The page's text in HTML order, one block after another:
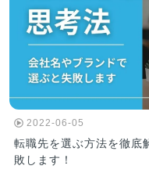
2022-06-05
転職先を選ぶ方法を徹底
敗します！